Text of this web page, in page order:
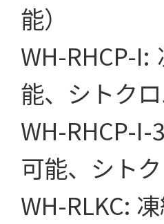
WH-RLKC
WH-RLKC
WH-RLKC
WH-
能）
WH-RHCP-
能、シトク
WH-RHCP-
可能、シト
WH-RLKC: